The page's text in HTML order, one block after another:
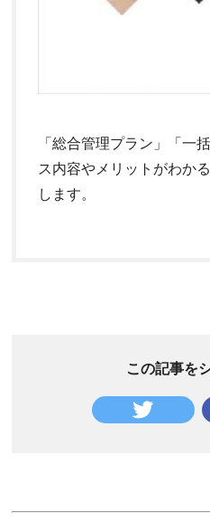
「総合管理プラン」「一
ス内容やメリットがわか
します。
この記事を